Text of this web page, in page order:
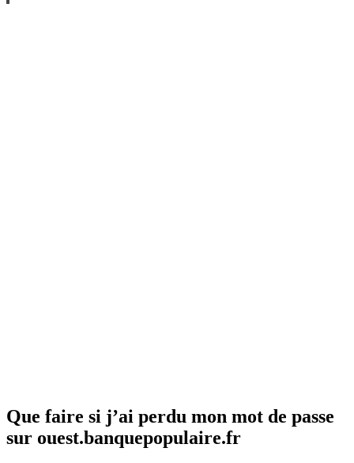
Que faire si j’ai perdu mon mot de passe
sur ouest.banquepopulaire.fr